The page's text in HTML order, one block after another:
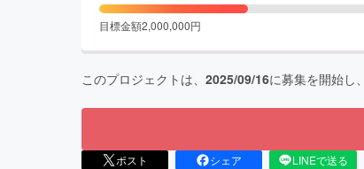
目標金額2,000,000円
このプロジェクトは、 2025/09/16に募集を開始し、
ポスト シェア LINEで送る